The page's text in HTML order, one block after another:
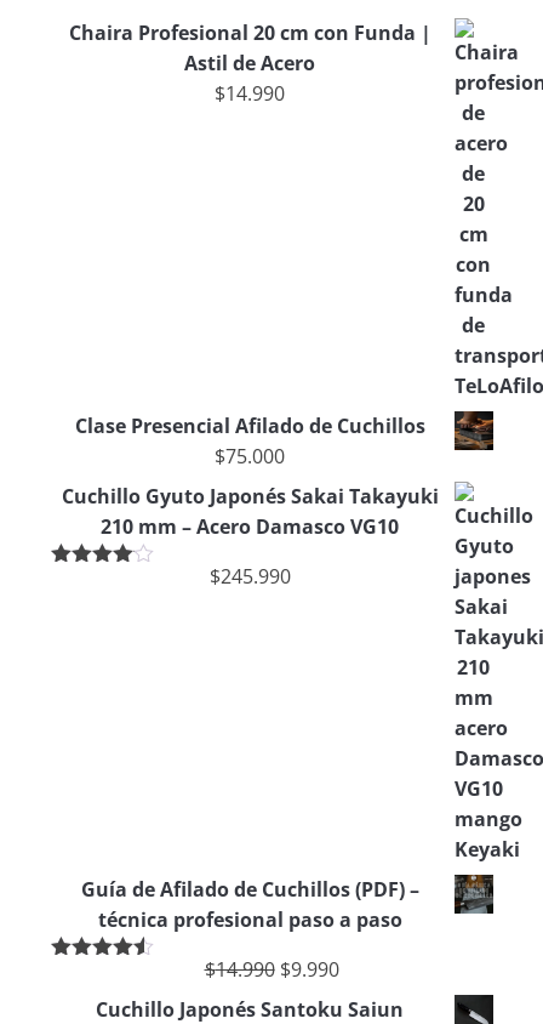
Chaira Profesional 20 cm con Funda |
Astil de Acero
$14.990
Clase Presencial Afilado de Cuchillos
$75.000
Cuchillo Gyuto Japonés Sakai Takayuki
210 mm – Acero Damasco VG10
$245.990
Guía de Afilado de Cuchillos (PDF) –
técnica profesional paso a paso
5
$14.990 $9.990
Cuchillo Japonés Santoku Saiun